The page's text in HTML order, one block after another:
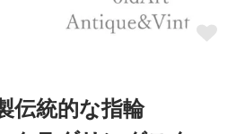
伝統的な指輪